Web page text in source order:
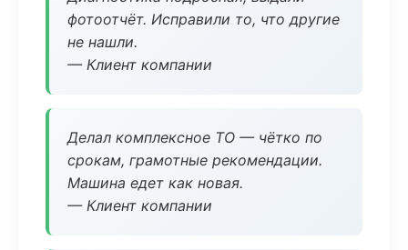
фотоотчёт. Исправили то, что другие
не нашли.
— Клиент компании
Делал комплексное ТО — чётко по
срокам, грамотные рекомендации.
Машина едет как новая.
— Клиент компании